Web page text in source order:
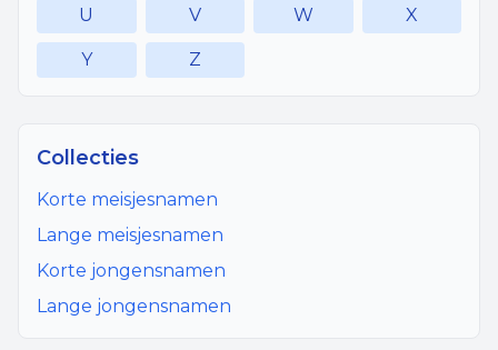
U V W X
Y Z
Collecties
Korte meisjesnamen
Lange meisjesnamen
Korte jongensnamen
Lange jongensnamen